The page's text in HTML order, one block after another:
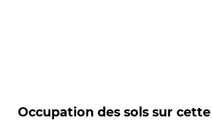
Occupation des sols sur